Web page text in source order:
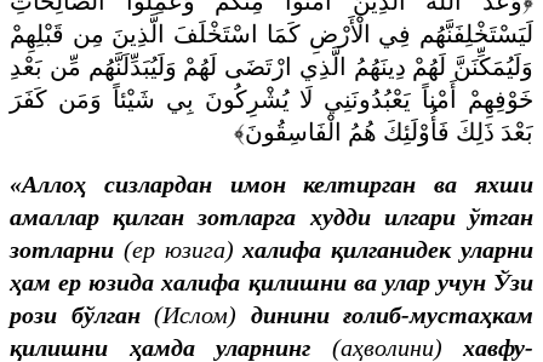
لَيَسْتَخْلِفَنَّهُم فِي الْأَرْضِ كَمَا اسْتَخْلَفَ الَّذِينَ مِن قَبْلِهِمْ
وَلَيُمَكِّنَنَّ لَهُمْ دِينَهُمُ الَّذِي ارْتَضَى لَهُمْ وَلَيُبَدِّلَنَّهُم مِّن بَعْدِ
خَوْفِهِمْ أَمْناً يَعْبُدُونَنِي لَا يُشْرِكُونَ بِي شَيْئاً وَمَن كَفَرَ
بَعْدَ ذَلِكَ فَأُوْلَئِكَ هُمُ الْفَاسِقُونَ﴾
«Аллоҳ сизлардан имон келтирган ва яхши
амаллар қилган зотларга худди илгари ўтган
зотларни (ер юзига) халифа қилганидек уларни
ҳам ер юзида халифа қилишни ва улар учун Ўзи
рози бўлган (Ислом) динини ғолиб-мустаҳкам
қилишни ҳамда уларнинг (аҳволини) хавфу-